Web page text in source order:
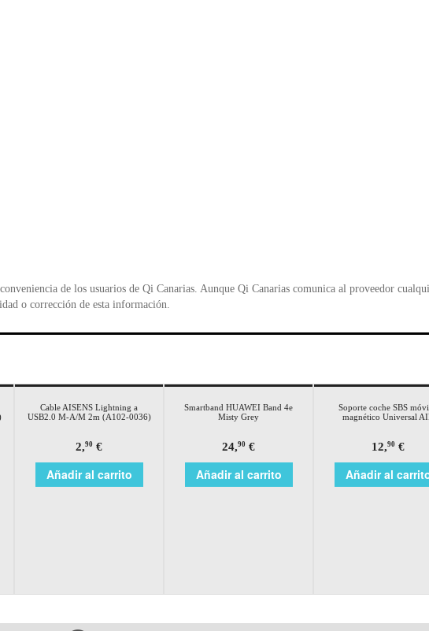
de los usuarios de Qi Canarias. Aunque Qi Canarias comunica al proveedor
o corrección de esta información.
Cable AISENS Lightning a
USB2.0 M-A/M 2m (A102-0036)
2,90 €
Añadir al carrito
Smartband HUAWEI Band 4e
Misty Grey
24,90 €
Añadir al carrito
Soporte coche SBS
magnético Universal
12,90 €
Añadir al